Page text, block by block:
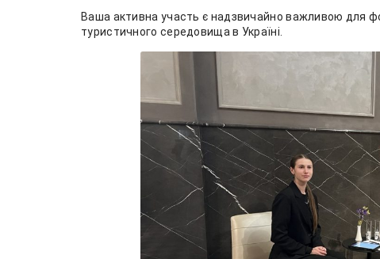
Ваша активна участь є надзвичайно важливою для
туристичного середовища в Україні.